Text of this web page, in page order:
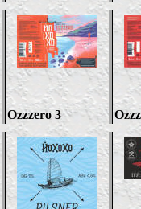
Ozzzero 3